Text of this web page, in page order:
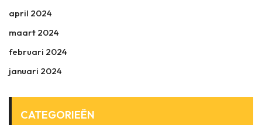
april 2024
maart 2024
februari 2024
januari 2024
CATEGORIEËN